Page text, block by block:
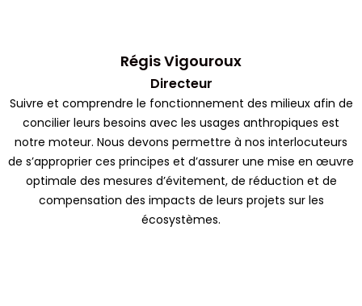
Régis Vigouroux
Directeur
Suivre et comprendre le fonctionnement des milieux afin de
concilier leurs besoins avec les usages anthropiques est
notre moteur. Nous devons permettre à nos interlocuteurs
de s’approprier ces principes et d’assurer une mise en œuvre
optimale des mesures d’évitement, de réduction et de
compensation des impacts de leurs projets sur les
écosystèmes.